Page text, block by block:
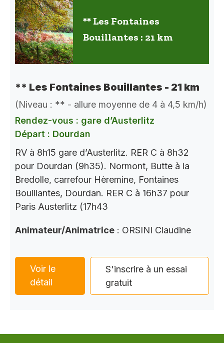
** Les Fontaines
Bouillantes : 21 km
** Les Fontaines Bouillantes - 21 km
(Niveau : ** - allure moyenne de 4 à 4,5 km/h)
Rendez-vous : gare d’Austerlitz
Départ : Dourdan
RV à 8h15 gare d’Austerlitz. RER C à 8h32
pour Dourdan (9h35). Normont, Butte à la
Bredolle, carrefour Hèremine, Fontaines
Bouillantes, Dourdan. RER C à 16h37 pour
Paris Austerlitz (17h43
Animateur/Animatrice : ORSINI Claudine
Voir le
détail
S'inscrire à un essai
gratuit